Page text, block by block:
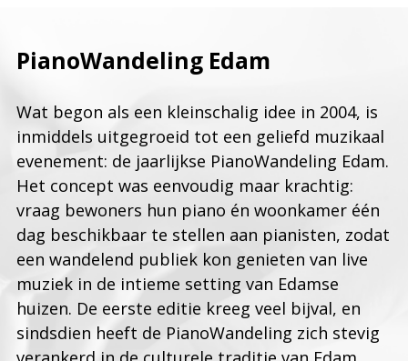
PianoWandeling Edam
Wat begon als een kleinschalig idee in 2004, is
inmiddels uitgegroeid tot een geliefd muzikaal
evenement: de jaarlijkse PianoWandeling Edam.
Het concept was eenvoudig maar krachtig:
vraag bewoners hun piano én woonkamer één
dag beschikbaar te stellen aan pianisten, zodat
een wandelend publiek kon genieten van live
muziek in de intieme setting van Edamse
huizen. De eerste editie kreeg veel bijval, en
sindsdien heeft de PianoWandeling zich stevig